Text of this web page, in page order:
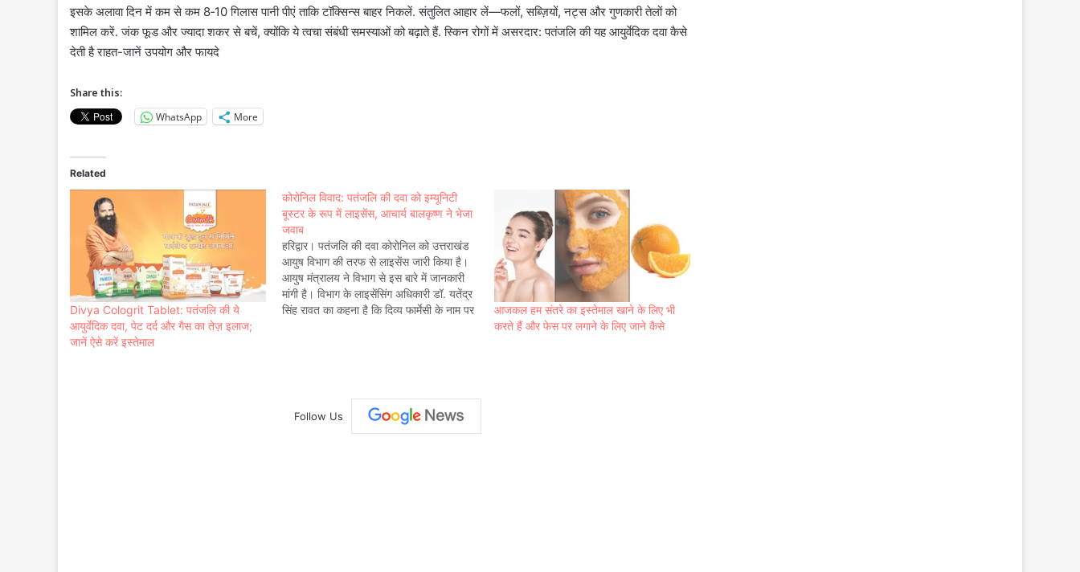
इसके अलावा दिन में कम से कम 8‑10 गिलास पानी पीएं ताकि टॉक्सिन्स बाहर निकलें. संतुलित आहार लें—फलों, सब्ज़ियों, नट्स और गुणकारी तेलों को
शामिल करें. जंक फूड और ज्यादा शकर से बचें, क्योंकि ये त्वचा संबंधी समस्याओं को बढ़ाते हैं. स्किन रोगों में असरदार: पतंजलि की यह आयुर्वेदिक दवा कैसे
देती है राहत-जानें उपयोग और फायदे
Share this:
WhatsApp
More
Related
Divya Cologrit Tablet: पतंजलि की ये
आयुर्वेदिक दवा, पेट दर्द और गैस का तेज़ इलाज;
जानें ऐसे करें इस्तेमाल
कोरोनिल विवाद: पतंजलि की दवा को इम्यूनिटी
बूस्टर के रूप में लाइसेंस, आचार्य बालकृष्ण ने भेजा
जवाब
हरिद्वार। पतंजलि की दवा कोरोनिल को उत्तराखंड
आयुष विभाग की तरफ से लाइसेंस जारी किया है।
आयुष मंत्रालय ने विभाग से इस बारे में जानकारी
मांगी है। विभाग के लाइसेंसिंग अधिकारी डॉ. यतेंद्र
सिंह रावत का कहना है कि दिव्य फार्मेसी के नाम पर
आजकल हम संतरे का इस्तेमाल खाने के लिए भी
करते हैं और फेस पर लगाने के लिए जाने कैसे
Follow Us